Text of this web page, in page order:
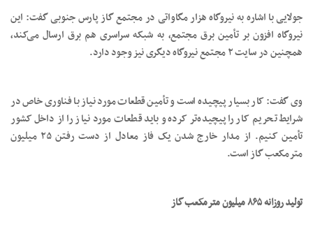
جولایی با اشاره به نیروگاه هزار مگاواتی در مجتمع گاز پارس جنوبی گفت: این
نیروگاه افزون بر تأمین برق مجتمع، به شبکه سراسری هم برق ارسال می‌کند،
همچنین در سایت ۲ مجتمع نیروگاه دیگری نیز وجود دارد.
وی گفت: کار بسیار پیچیده است و تأمین قطعات مورد نیاز با فناوری خاص در
شرایط تحریم کار را پیچیده‌تر کرده و باید قطعات مورد نیاز را از داخل کشور
تأمین کنیم. از مدار خارج شدن یک فاز معادل از دست رفتن ۲۵ میلیون
مترمکعب گاز است.
تولید روزانه ۸۶۵ میلیون مترمکعب گاز